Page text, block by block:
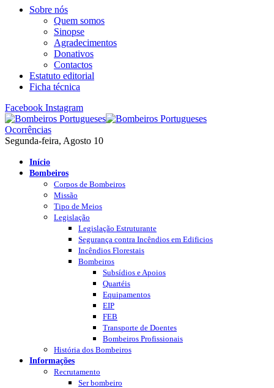
Sobre nós
Quem somos
Sinopse
Agradecimentos
Donativos
Contactos
Estatuto editorial
Ficha técnica
Facebook Instagram
Ocorrências
Segunda-feira, Agosto 10
Início
Bombeiros
Corpos de Bombeiros
Missão
Tipo de Meios
Legislação
Legislação Estruturante
Segurança contra Incêndios em Edificios
Incêndios Florestais
Bombeiros
Subsídios e Apoios
Quartéis
Equipamentos
EIP
FEB
Transporte de Doentes
Bombeiros Profissionais
História dos Bombeiros
Informações
Recrutamento
Ser bombeiro